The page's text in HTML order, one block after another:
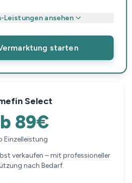
Leistungen ansehen
starten
Select
89€
Einzelleistung
verkaufen – mit professioneller
nach Bedarf.